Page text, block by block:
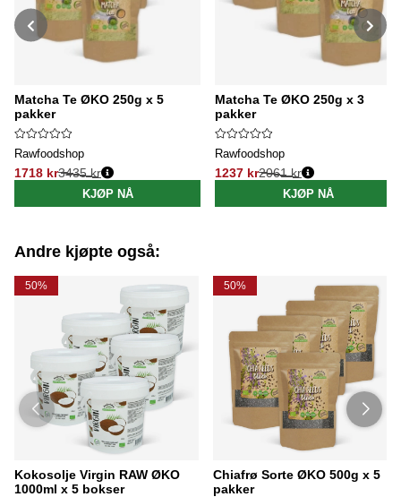
Matcha Te ØKO 250g x 5
pakker
Rawfoodshop
1718 kr
Vanlig pris:3435 kr
KJØP NÅ
Matcha Te ØKO 250g x 3
pakker
Rawfoodshop
1237 kr
Vanlig pris:2061 kr
KJØP NÅ
Andre kjøpte også:
50%
Kokosolje Virgin RAW ØKO
1000ml x 5 bokser
50%
Chiafrø Sorte ØKO 500g x 5
pakker